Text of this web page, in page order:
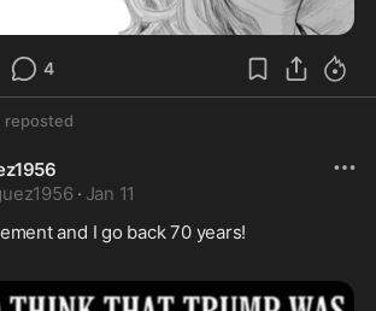
4
reposted
· Jan 11
and I go back 70 years!